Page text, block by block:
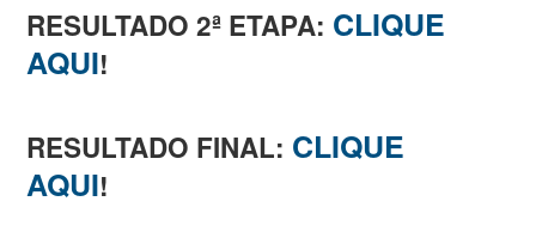
RESULTADO 2ª ETAPA: CLIQUE
AQUI!
RESULTADO FINAL: CLIQUE
AQUI!